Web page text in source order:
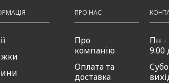
ПРО НАС
Про
компанію
Оплата та
доставка
Пн -
9.00